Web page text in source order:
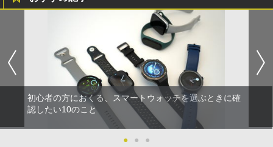
初心者の方におくる、スマートウォッチを選ぶときに確
認したい10のこと
● ● ●